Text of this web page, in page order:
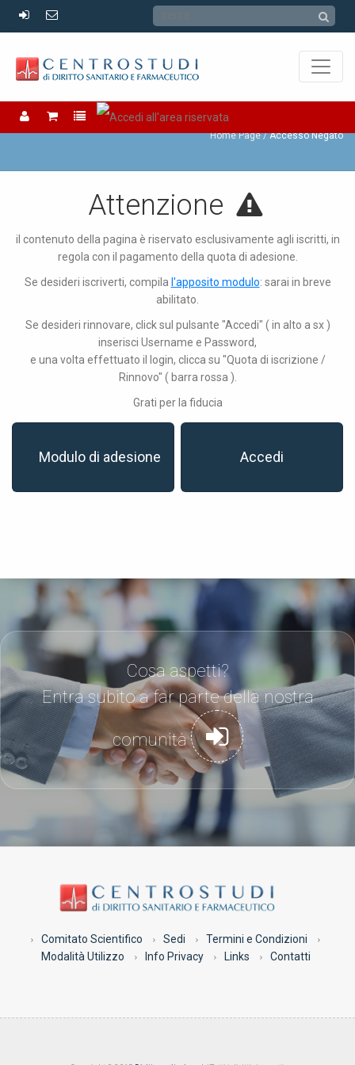
Accesso Negato
Home Page Accesso Negato
Attenzione
il contenuto della pagina è riservato esclusivamente agli iscritti, in
regola con il pagamento della quota di adesione.
Se desideri iscriverti, compila l'apposito modulo: sarai in breve
abilitato.
Se desideri rinnovare, click sul pulsante "Accedi" ( in alto a sx )
inserisci Username e Password,
e una volta effettuato il login, clicca su "Quota di iscrizione /
Rinnovo" ( barra rossa ).
Grati per la fiducia
Modulo di adesione Accedi
Cosa aspetti?
Entra subito a far parte della nostra
comunità
Comitato Scientifico Sedi
Termini e Condizioni
Modalità Utilizzo
Info Privacy Links Contatti